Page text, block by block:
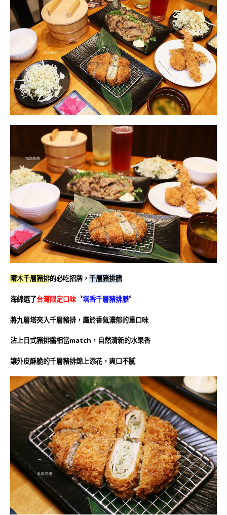
晴木千層豬排的必吃招牌， 千層豬排膳
海綿選了台灣限定口味〝塔香千層豬排膳〞
將九層塔夾入千層豬排，屬於香氣濃郁的重口味
沾上日式豬排醬相當match，自然清新的水果香
讓外皮酥脆的千層豬排錦上添花，爽口不膩